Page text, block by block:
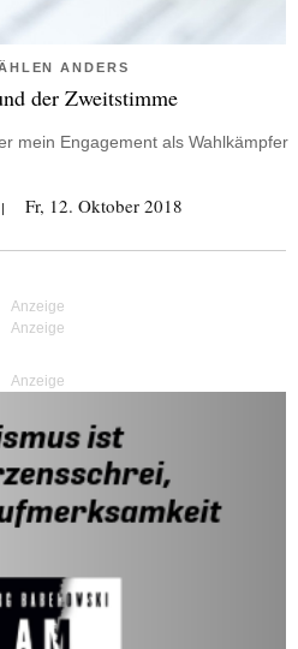
ANDERS
der Zweitstimme
mein Engagement als Wahlkämpfer
Fr, 12. Oktober 2018
Anzeige